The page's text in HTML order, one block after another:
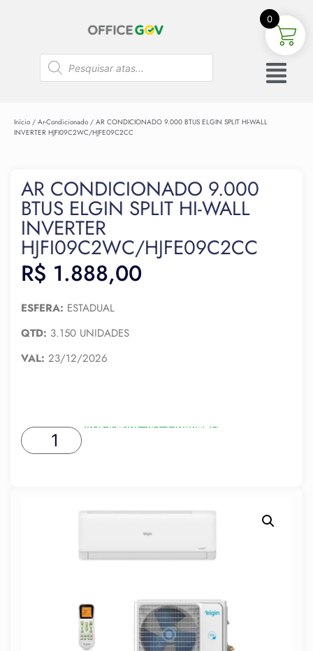
Início / Ar-Condicionado / AR CONDICIONADO 9.000 BTUS ELGIN SPLIT HI-WALL
INVERTER HJFI09C2WC/HJFE09C2CC
AR CONDICIONADO 9.000
BTUS ELGIN SPLIT HI-WALL
INVERTER
HJFI09C2WC/HJFE09C2CC
R$ 1.888,00
ESFERA: ESTADUAL
QTD: 3.150 UNIDADES
VAL: 23/12/2026
ADICIONAR AO CARRINHO
0